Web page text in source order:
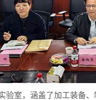
验室，涵盖了加工装备